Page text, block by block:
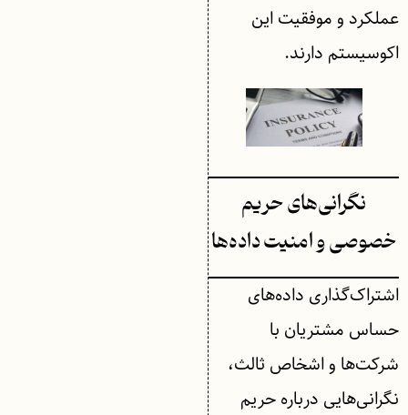
عملکرد و موفقیت این
اکوسیستم دارند.
نگرانی‌های حریم
خصوصی و امنیت داده‌ها
اشتراک‌گذاری داده‌های
حساس مشتریان با
شرکت‌ها و اشخاص ثالث،
نگرانی‌هایی درباره حریم